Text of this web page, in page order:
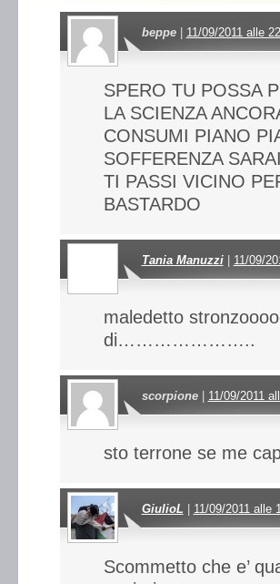
beppe 11/09/2011 alle
SPERO TU POSSA
LA SCIENZA
CONSUMI PIANO
SOFFERENZA
TI PASSI VICINO
BASTARDO
Tania Manuzzi | 11/09/
maledetto
di…………………..
scorpione 11/09/2011
sto terrone se me
GiulioL 11/09/2011 alle
Scommetto che e’